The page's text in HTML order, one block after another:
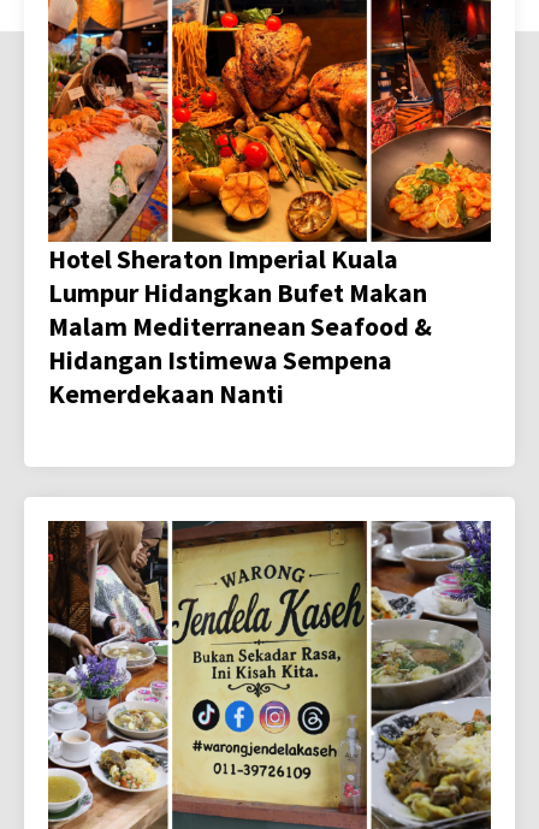
Hotel Sheraton Imperial Kuala
Lumpur Hidangkan Bufet Makan
Malam Mediterranean Seafood &
Hidangan Istimewa Sempena
Kemerdekaan Nanti